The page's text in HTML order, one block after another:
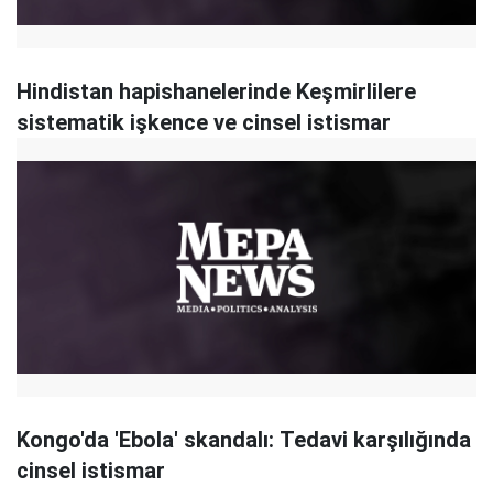
Hindistan hapishanelerinde Keşmirlilere
sistematik işkence ve cinsel istismar
Kongo'da 'Ebola' skandalı: Tedavi karşılığında
cinsel istismar